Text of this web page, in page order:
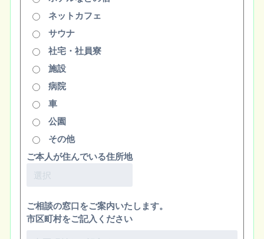
ネットカフェ
サウナ
社宅・社員寮
施設
病院
車
公園
その他
ご本人が住んでいる住所地
ご相談の窓口をご案内いたします。
市区町村をご記入ください